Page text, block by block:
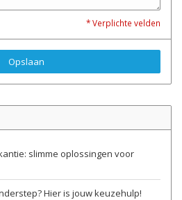
* Verplichte velden
Opslaan
slimme oplossingen voor
Hier is jouw keuzehulp!